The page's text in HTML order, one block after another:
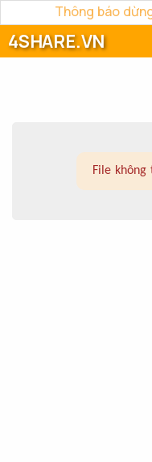
Thông báo
4SHARE.VN
File